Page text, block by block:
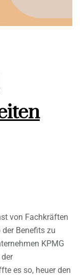
von Fachkräften
Benefits zu
KPMG
es so, heuer den